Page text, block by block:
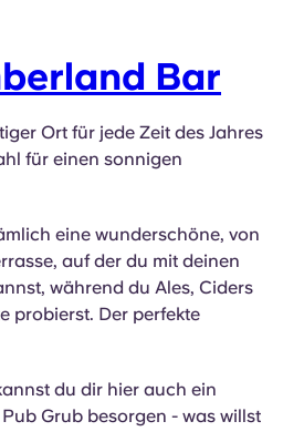
Bar
Ort für jede Zeit des Jahres
für einen sonnigen
eine wunderschöne, von
auf der du mit deinen
während du Ales, Ciders
probierst. Der perfekte
du dir hier auch ein
Grub besorgen - was willst